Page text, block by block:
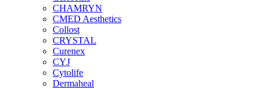
CHAMRYN
CMED Aesthetics
Collost
CRYSTAL
Curenex
CYJ
Cytolife
Dermaheal